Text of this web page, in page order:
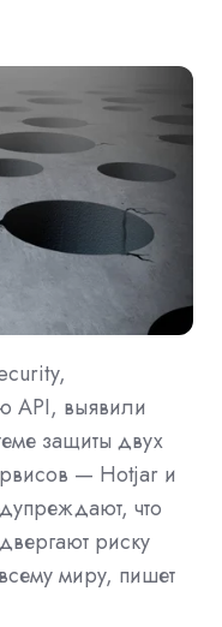
API, выявили
защиты двух
— Hotjar и
что
риску
миру, пишет